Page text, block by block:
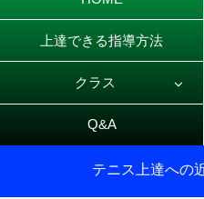
上達できる指導方法
クラス
Q&A
テニス上達への